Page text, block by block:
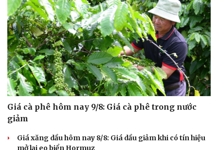
Nhi khoa
Nam khoa
Làm đẹp - giảm cân
Phòng mạch online
Ăn sạch sống khỏe
Giá cà phê hôm nay 9/8: Giá cà phê trong nước
giảm
Giá xăng dầu hôm nay 8/8: Giá dầu giảm khi có tín hiệu
mở lại eo biển Hormuz